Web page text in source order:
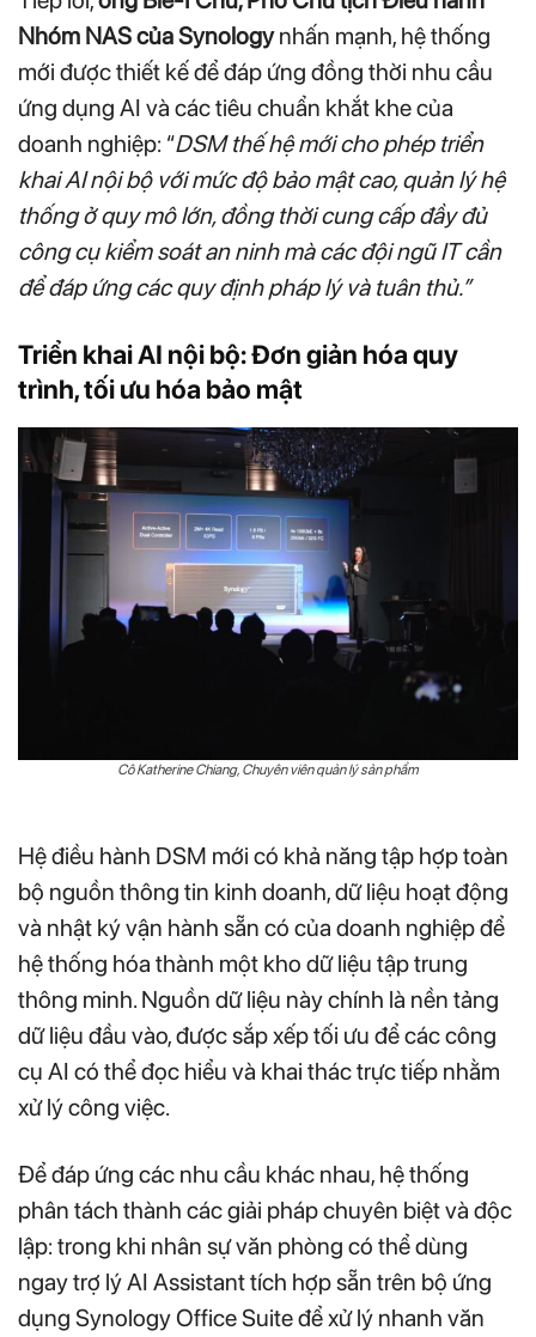
Nhóm NAS của Synologynhấn mạnh, hệ thống
mới được thiết kế để đáp ứng đồng thời nhu cầu
ứng dụng AI và các tiêu chuẩn khắt khe của
doanh nghiệp: “DSM thế hệ mới cho phép triển
khai AI nội bộ với mức độ bảo mật cao, quản lý hệ
thống ở quy mô lớn, đồng thời cung cấp đầy đủ
công cụ kiểm soát an ninh mà các đội ngũ IT cần
để đáp ứng các quy định pháp lý và tuân thủ.”
Triển khai AI nội bộ: Đơn giản hóa quy
trình, tối ưu hóa bảo mật
Cô Katherine Chiang, Chuyên viên quản lý sản phẩm
Hệ điều hành DSM mới có khả năng tập hợp toàn
bộ nguồn thông tin kinh doanh, dữ liệu hoạt động
và nhật ký vận hành sẵn có của doanh nghiệp để
hệ thống hóa thành một kho dữ liệu tập trung
thông minh. Nguồn dữ liệu này chính là nền tảng
dữ liệu đầu vào, được sắp xếp tối ưu để các công
cụ AI có thể đọc hiểu và khai thác trực tiếp nhằm
xử lý công việc.
Để đáp ứng các nhu cầu khác nhau, hệ thống
phân tách thành các giải pháp chuyên biệt và độc
lập: trong khi nhân sự văn phòng có thể dùng
ngay trợ lý AI Assistant tích hợp sẵn trên bộ ứng
dụng Synology Office Suite để xử lý nhanh văn